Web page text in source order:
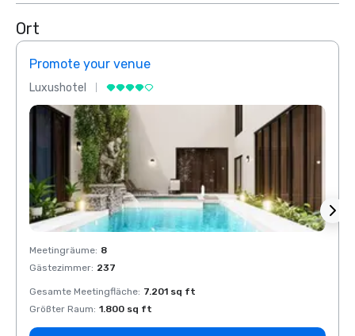
Ort
Promote your venue
Luxushotel
Meetingräume: 8
Gästezimmer: 237
Gesamte Meetingfläche: 7.201 sq ft
Größter Raum: 1.800 sq ft